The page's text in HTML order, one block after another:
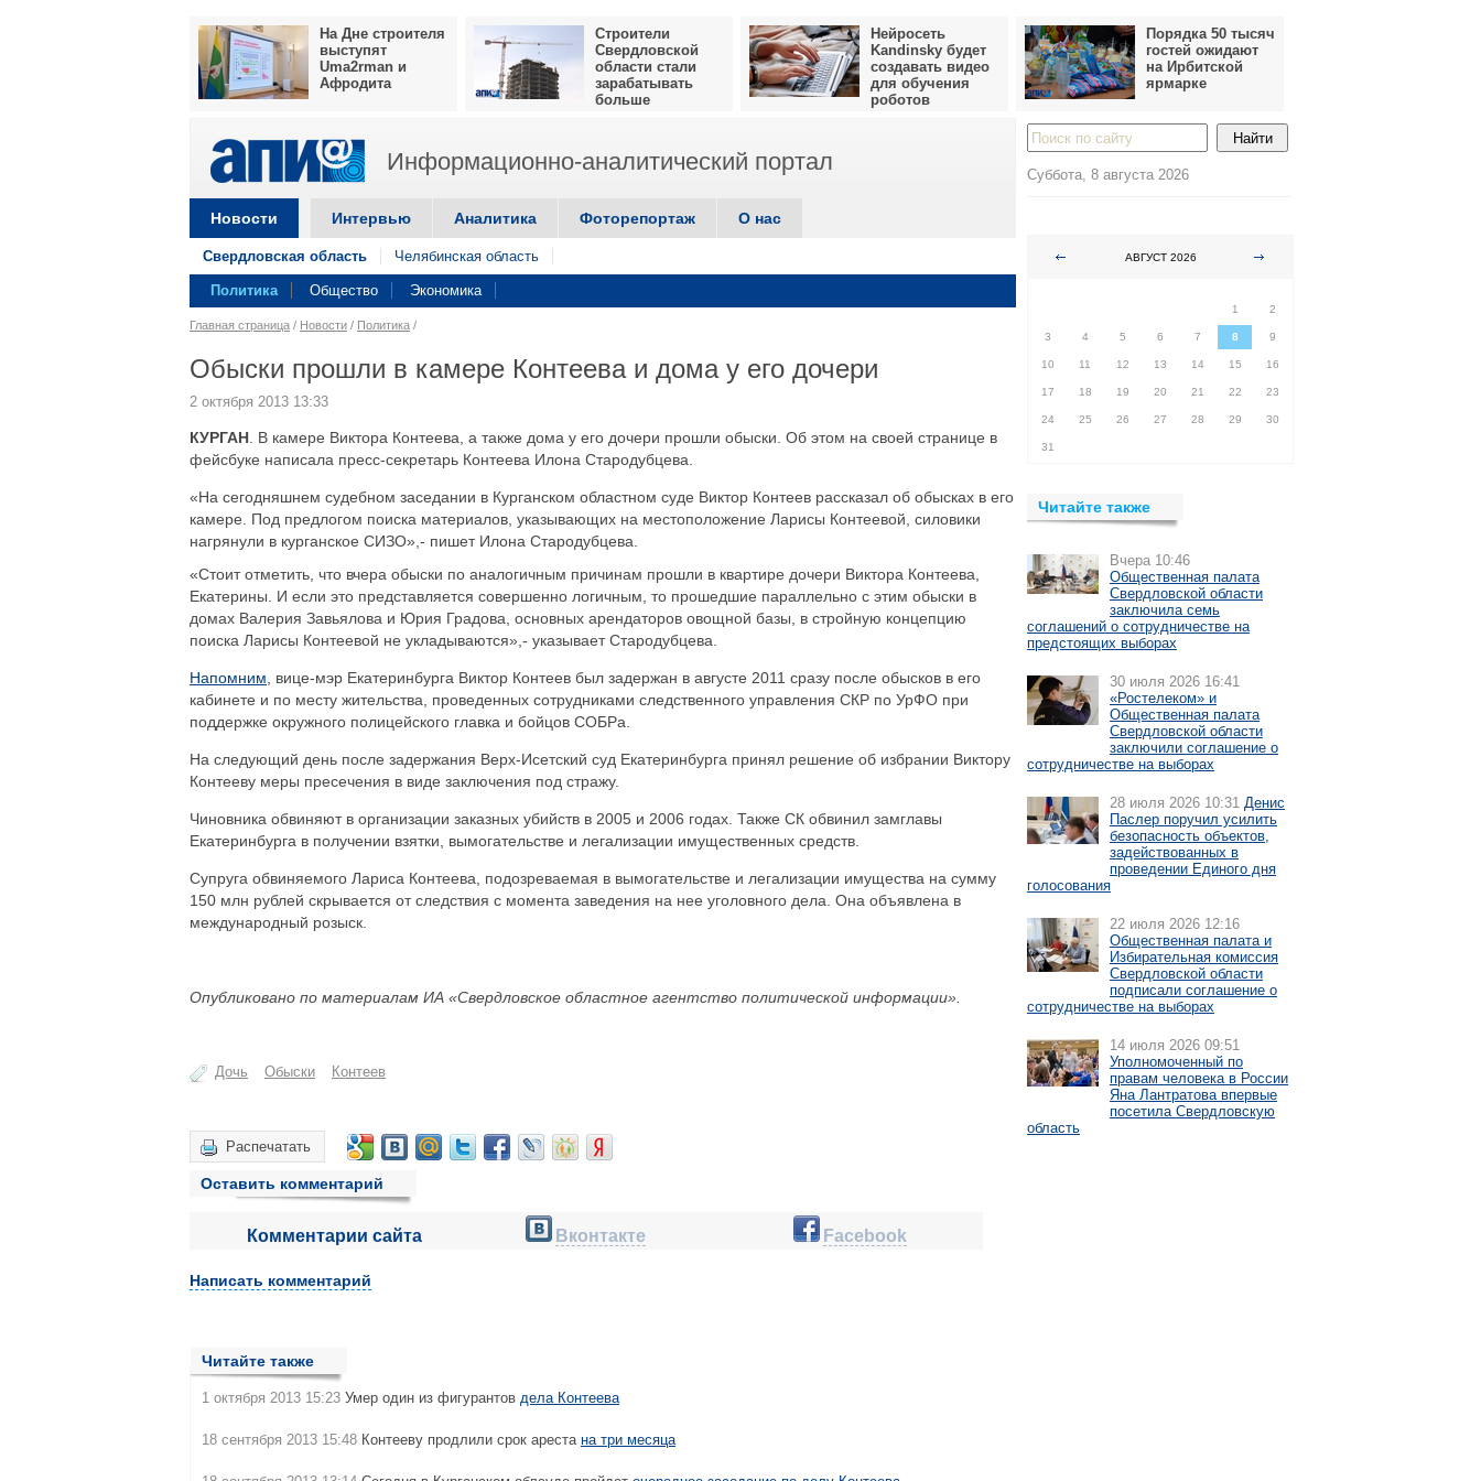
На Дне строителя
выступят
Uma2rman и
Афродита
Строители
Свердловской
области стали
зарабатывать
больше
Нейросеть
Kandinsky будет
создавать видео
для обучения
роботов
Порядка 50 тысяч
гостей ожидают
на Ирбитской
ярмарке
Информационно-аналитический портал
Новости Интервью Аналитика Фоторепортаж О нас
Свердловская область Челябинская область
Политика Общество Экономика
Главная страница / Новости / Политика /
Обыски прошли в камере Контеева и дома у его дочери
2 октября 2013 13:33
КУРГАН . В камере Виктора Контеева, а также дома у его дочери прошли обыски. Об этом на своей странице в
фейсбуке написала пресс-секретарь Контеева Илона Стародубцева.
«На сегодняшнем судебном заседании в Курганском областном суде Виктор Контеев рассказал об обысках в его
камере. Под предлогом поиска материалов, указывающих на местоположение Ларисы Контеевой, силовики
нагрянули в курганское СИЗО»,- пишет Илона Стародубцева.
«Стоит отметить, что вчера обыски по аналогичным причинам прошли в квартире дочери Виктора Контеева,
Екатерины. И если это представляется совершенно логичным, то прошедшие параллельно с этим обыски в
домах Валерия Завьялова и Юрия Градова, основных арендаторов овощной базы, в стройную концепцию
поиска Ларисы Контеевой не укладываются»,- указывает Стародубцева.
Напомним , вице-мэр Екатеринбурга Виктор Контеев был задержан в августе 2011 сразу после обысков в его
кабинете и по месту жительства, проведенных сотрудниками следственного управления СКР по УрФО при
поддержке окружного полицейского главка и бойцов СОБРа.
На следующий день после задержания Верх-Исетский суд Екатеринбурга принял решение об избрании Виктору
Контееву меры пресечения в виде заключения под стражу.
Чиновника обвиняют в организации заказных убийств в 2005 и 2006 годах. Также СК обвинил замглавы
Екатеринбурга в получении взятки, вымогательстве и легализации имущественных средств.
Супруга обвиняемого Лариса Контеева, подозреваемая в вымогательстве и легализации имущества на сумму
150 млн рублей скрывается от следствия с момента заведения на нее уголовного дела. Она объявлена в
международный розыск.
Опубликовано по материалам ИА «Свердловское областное агентство политической информации».
Дочь Обыски Контеев
Распечатать
Оставить комментарий
Комментарии сайта Вконтакте Facebook
Написать комментарий
Читайте также
1 октября 2013 15:23 Умер один из фигурантов дела Контеева
18 сентября 2013 15:48 Контееву продлили срок ареста на три месяца
Суббота, 8 августа 2026
АВГУСТ 2026
1
2
3 4 5 6 7 8 9
10 11 12 13 14 15 16
17 18 19 20 21 22 23
24 25 26 27 28 29 30
31
Читайте также
Вчера 10:46
Общественная палата
Свердловской области
заключила семь
соглашений о сотрудничестве на
предстоящих выборах
30 июля 2026 16:41
«Ростелеком» и
Общественная палата
Свердловской области
заключили соглашение о
сотрудничестве на выборах
28 июля 2026 10:31 Денис
Паслер поручил усилить
безопасность объектов,
задействованных в
проведении Единого дня
голосования
22 июля 2026 12:16
Общественная палата и
Избирательная комиссия
Свердловской области
подписали соглашение о
сотрудничестве на выборах
14 июля 2026 09:51
Уполномоченный по
правам человека в России
Яна Лантратова впервые
посетила Свердловскую
область